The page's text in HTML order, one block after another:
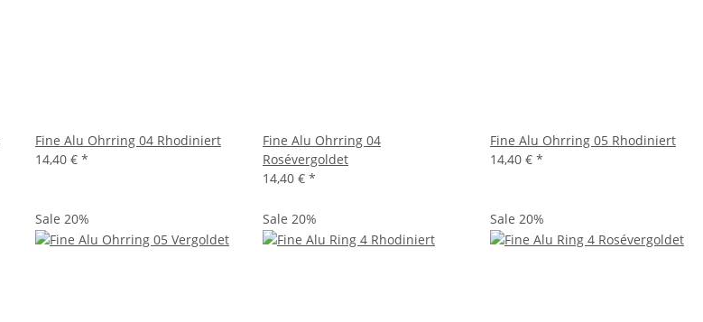
Fine Alu Ohrring 04 Rhodiniert
14,40 € *
Fine Alu Ohrring 04
Rosévergoldet
14,40 € *
Fine Alu Ohrring 05 Rhodiniert
14,40 € *
Sale 20% Sale 20% Sale 20%